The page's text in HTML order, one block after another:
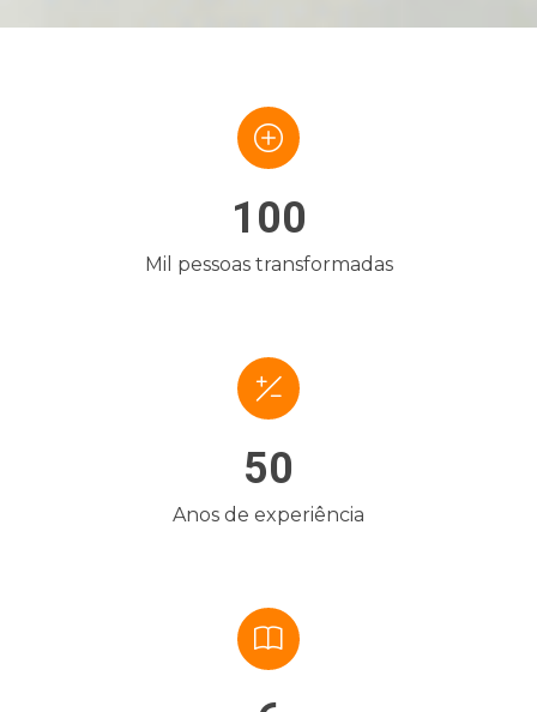
100
Mil pessoas transformadas
50
Anos de experiência